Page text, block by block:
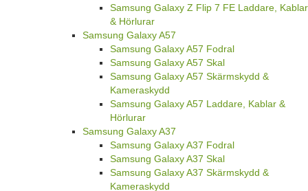
Samsung Galaxy Z Flip 7 FE Laddare, Kablar
& Hörlurar
Samsung Galaxy A57
Samsung Galaxy A57 Fodral
Samsung Galaxy A57 Skal
Samsung Galaxy A57 Skärmskydd &
Kameraskydd
Samsung Galaxy A57 Laddare, Kablar &
Hörlurar
Samsung Galaxy A37
Samsung Galaxy A37 Fodral
Samsung Galaxy A37 Skal
Samsung Galaxy A37 Skärmskydd &
Kameraskydd